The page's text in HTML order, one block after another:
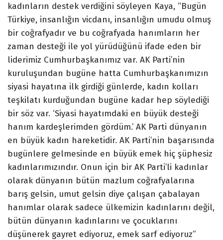
kadınların destek verdiğini söyleyen Kaya, “Bugün
Türkiye, insanlığın vicdanı, insanlığın umudu olmuş
bir coğrafyadır ve bu coğrafyada hanımların her
zaman desteği ile yol yürüdüğünü ifade eden bir
liderimiz Cumhurbaşkanımız var. AK Parti’nin
kuruluşundan bugüne hatta Cumhurbaşkanımızın
siyasi hayatına ilk girdiği günlerde, kadın kolları
teşkilatı kurduğundan bugüne kadar hep söylediği
bir söz var. ‘Siyasi hayatımdaki en büyük desteği
hanım kardeşlerimden gördüm.’ AK Parti dünyanın
en büyük kadın hareketidir. AK Parti’nin başarısında
bugünlere gelmesinde en büyük emek hiç şüphesiz
kadınlarımızındır. Onun için bir AK Parti’li kadınlar
olarak dünyanın bütün mazlum coğrafyalarına
barış gelsin, umut gelsin diye çalışan çabalayan
hanımlar olarak sadece ülkemizin kadınlarını değil,
bütün dünyanın kadınlarını ve çocuklarını
düşünerek gayret ediyoruz, emek sarf ediyoruz”